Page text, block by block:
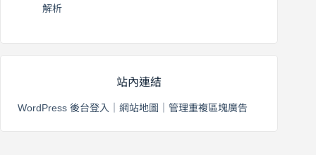
解析
站內連結
WordPress 後台登入 網站地圖 管理重複區塊廣告